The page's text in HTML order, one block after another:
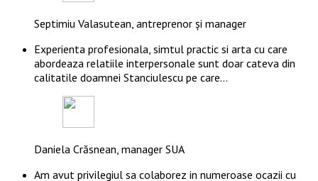
Septimiu Valasutean, antreprenor și manager
Experienta profesionala, simtul practic si arta cu care
abordeaza relatiile interpersonale sunt doar cateva din
calitatile doamnei Stanciulescu pe care…
Daniela Crăsnean, manager SUA
Am avut privilegiul sa colaborez in numeroase ocazii cu